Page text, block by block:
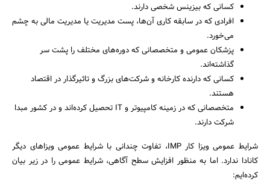
کسانی که بیزینس شخصی دارند.
افرادی که در سابقه کاری آن‌ها، پست مدیریت یا مدیریت مالی به چشم
می‌خورد.
پزشکان عمومی و متخصصانی که دوره‌های مختلف را پشت سر
گذاشته‌اند.
کسانی که دارنده کارخانه و شرکت‌های بزرگ و تاثیرگذار در اقتصاد
هستند.
متخصصانی که در زمینه کامپیوتر و IT تحصیل کرده‌اند و در کشور مبدا
شرکت دارند.
شرایط عمومی ویزا کار IMP، تفاوت چندانی با شرایط عمومی ویزاهای دیگر
کانادا ندارد. اما به منظور افزایش سطح آگاهی، شرایط عمومی را در زیر بیان
کرده‌ایم: